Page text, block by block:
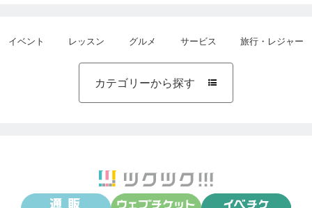
イベント レッスン グルメ サービス 旅行・レジャー
カテゴリーから探す 